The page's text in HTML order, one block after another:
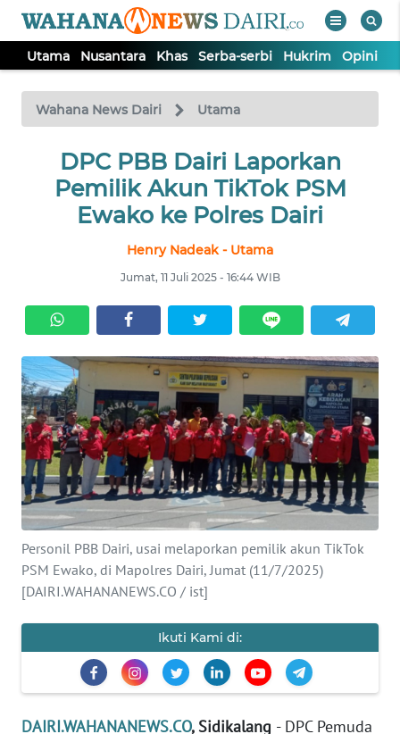
Utama Nusantara Khas Serba-serbi Hukrim Opini
Wahana News Dairi Utama
DPC PBB Dairi Laporkan
Pemilik Akun TikTok PSM
Ewako ke Polres Dairi
Henry Nadeak - Utama
Jumat, 11 Juli 2025 - 16:44 WIB
Personil PBB Dairi, usai melaporkan pemilik akun TikTok
PSM Ewako, di Mapolres Dairi, Jumat (11/7/2025)
[DAIRI.WAHANANEWS.CO / ist]
Ikuti Kami di:
DAIRI.WAHANANEWS.CO, Sidikalang - DPC Pemuda
TV
Tutup
UTAMA
NUSANTARA
SERBA-
SERBI
HUKRIM
OPINI
Informasi
INDEKS
BERITA
KAMI